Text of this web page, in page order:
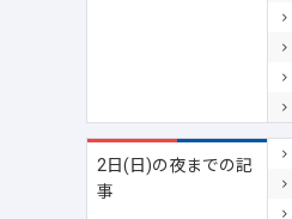
2日(日)の夜までの記
事